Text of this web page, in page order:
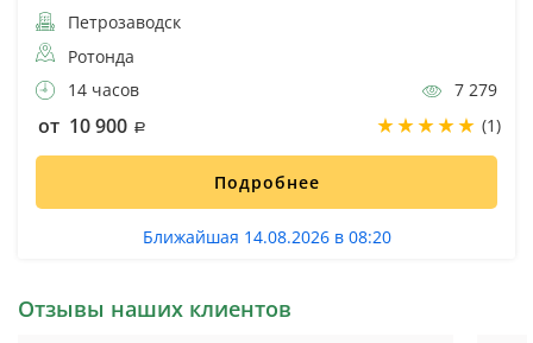
Петрозаводск
Ротонда
14 часов
7 279
от 10 900 (1)
Подробнее
Ближайшая 14.08.2026 в 08:20
Отзывы наших клиентов